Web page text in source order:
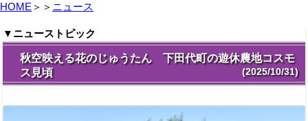
HOME ＞＞ ニュース
▼ニューストピック
秋空映える花のじゅうたん 下田代町の遊休農地コスモ
ス見頃
(2025/10/31)